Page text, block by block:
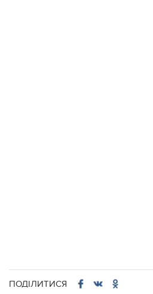
ПОДІЛИТИСЯ